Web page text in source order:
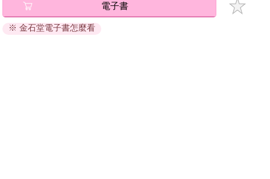
退換貨須知：
因版權保護，您在金石堂所購買的電子書僅能以金石堂專屬
電子書
※ 金石堂電子書怎麼看